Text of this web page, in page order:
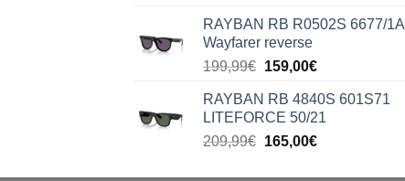
was:
176,99€.
τιμή
140,00€.
RAYBAN RB R0502S 6677/1A
Wayfarer reverse
199,99€ Original
was:
199,99€.
159,00€Η
τιμή
είναι:
159,00€.
RAYBAN RB 4840S 601S71
LITEFORCE 50/21
209,99€ Original
165,00€Η